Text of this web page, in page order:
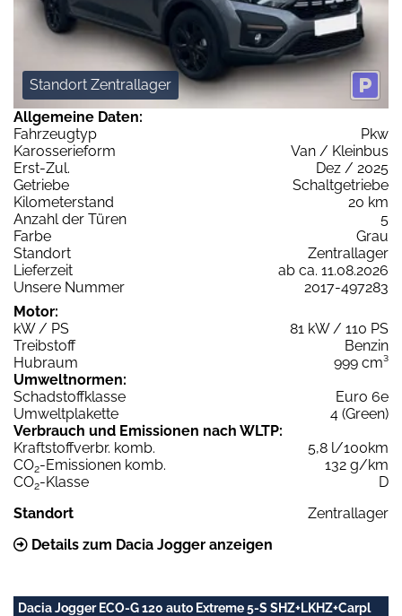
Standort Zentrallager
Allgemeine Daten:
Fahrzeugtyp
Pkw
Karosserieform
Van / Kleinbus
Erst-Zul.
Dez / 2025
Getriebe
Schaltgetriebe
Kilometerstand
20 km
Anzahl der Türen
5
Farbe
Grau
Standort
Zentrallager
Lieferzeit
ab ca. 11.08.2026
Unsere Nummer
2017-497283
Motor:
kW / PS
81 kW / 110 PS
Treibstoff
Benzin
Hubraum
999 cm³
Umweltnormen:
Schadstoffklasse
Euro 6e
Umweltplakette
4 (Green)
Verbrauch und Emissionen nach WLTP:
Kraftstoffverbr. komb.
5,8 l/100km
CO2-Emissionen komb.
132 g/km
CO2-Klasse
D
Standort
Zentrallager
Details zum Dacia Jogger anzeigen
Dacia Jogger ECO-G 120 auto Extreme 5-S SHZ+LKHZ+Carpl